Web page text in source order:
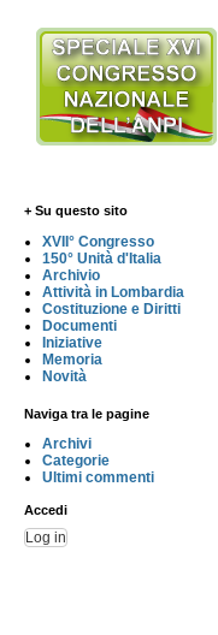
+ Su questo sito
XVII° Congresso
150° Unità d'Italia
Archivio
Attività in Lombardia
Costituzione e Diritti
Documenti
Iniziative
Memoria
Novità
Naviga tra le pagine
Archivi
Categorie
Ultimi commenti
Accedi
Log in